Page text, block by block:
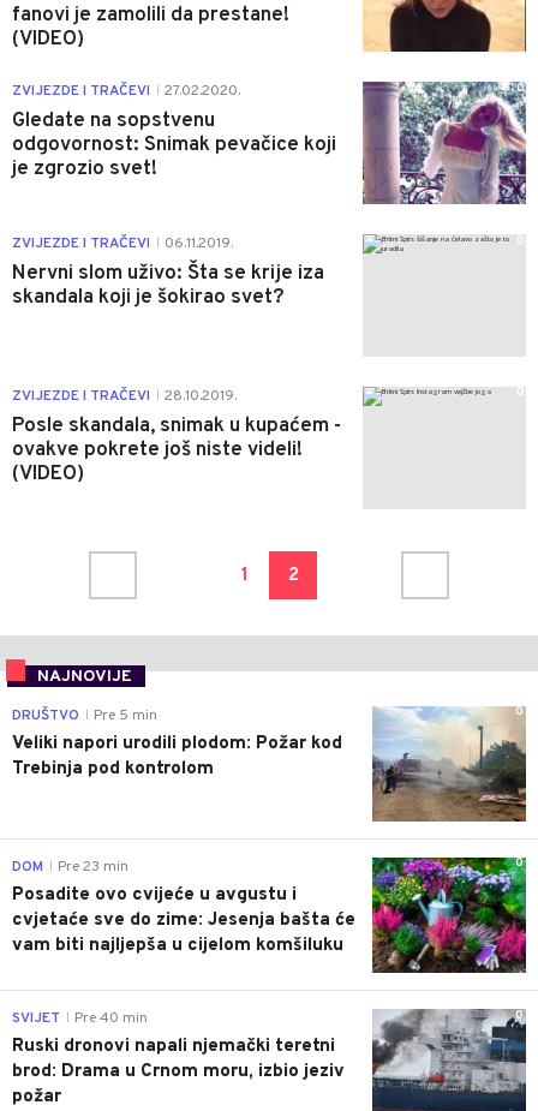
fanovi je zamolili da prestane!
(VIDEO)
ZVIJEZDE I TRAČEVI 27.02.2020.
Gledate na sopstvenu
odgovornost: Snimak pevačice koji
je zgrozio svet!
0
ZVIJEZDE I TRAČEVI 06.11.2019.
Nervni slom uživo: Šta se krije iza
skandala koji je šokirao svet?
0
ZVIJEZDE I TRAČEVI 28.10.2019.
Posle skandala, snimak u kupaćem -
ovakve pokrete još niste videli!
(VIDEO)
0
1 2
NAJNOVIJE
0
DRUŠTVO Pre 5 min
Veliki napori urodili plodom: Požar kod
Trebinja pod kontrolom
0
DOM Pre 23 min
Posadite ovo cvijeće u avgustu i
cvjetaće sve do zime: Jesenja bašta će
vam biti najljepša u cijelom komšiluku
0
SVIJET Pre 40 min
Ruski dronovi napali njemački teretni
brod: Drama u Crnom moru, izbio jeziv
požar